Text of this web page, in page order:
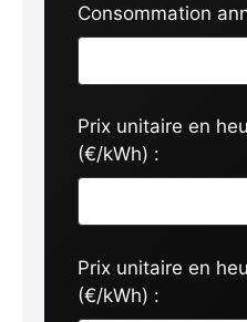
Consommation
Prix unitaire en
(€/kWh) :
Prix unitaire en
(€/kWh) :